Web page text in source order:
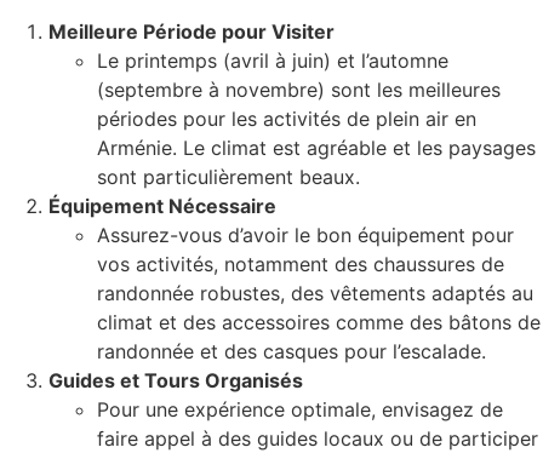
Meilleure Période pour Visiter
Le printemps (avril à juin) et l’automne
(septembre à novembre) sont les meilleures
périodes pour les activités de plein air en
Arménie. Le climat est agréable et les paysages
sont particulièrement beaux.
Équipement Nécessaire
Assurez-vous d’avoir le bon équipement pour
vos activités, notamment des chaussures de
randonnée robustes, des vêtements adaptés au
climat et des accessoires comme des bâtons de
randonnée et des casques pour l’escalade.
Guides et Tours Organisés
Pour une expérience optimale, envisagez de
faire appel à des guides locaux ou de participer